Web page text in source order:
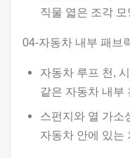
직물 엷은 조각 모
04-자동차 내부 패브
자동차 루프 천,
같은 자동차 내부
스펀지와 열 가소
자동차 안에 있는